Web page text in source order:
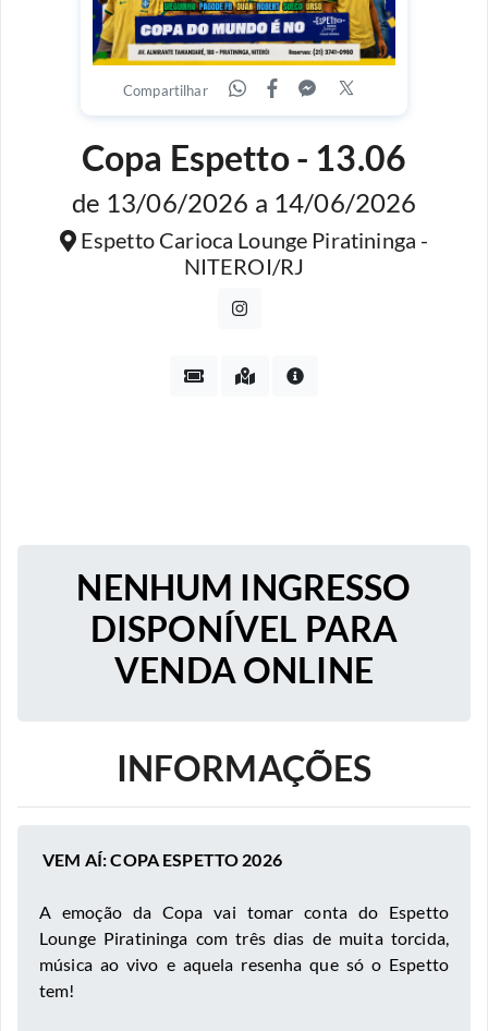
Compartilhar
Copa Espetto - 13.06
de 13/06/2026 a 14/06/2026
Espetto Carioca Lounge Piratininga -
NITEROI/RJ
NENHUM INGRESSO
DISPONÍVEL PARA
VENDA ONLINE
INFORMAÇÕES
VEM AÍ: COPA ESPETTO 2026
A emoção da Copa vai tomar conta do Espetto
Lounge Piratininga com três dias de muita torcida,
música ao vivo e aquela resenha que só o Espetto
tem!